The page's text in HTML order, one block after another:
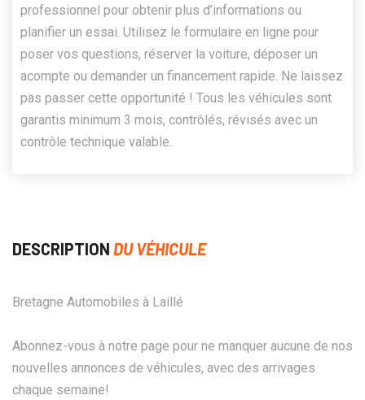
professionnel pour obtenir plus d’informations ou
planifier un essai. Utilisez le formulaire en ligne pour
poser vos questions, réserver la voiture, déposer un
acompte ou demander un financement rapide. Ne laissez
pas passer cette opportunité ! Tous les véhicules sont
garantis minimum 3 mois, contrôlés, révisés avec un
contrôle technique valable.
DESCRIPTION DU VÉHICULE
Bretagne Automobiles à Laillé
Abonnez-vous à notre page pour ne manquer aucune de nos
nouvelles annonces de véhicules, avec des arrivages
chaque semaine!